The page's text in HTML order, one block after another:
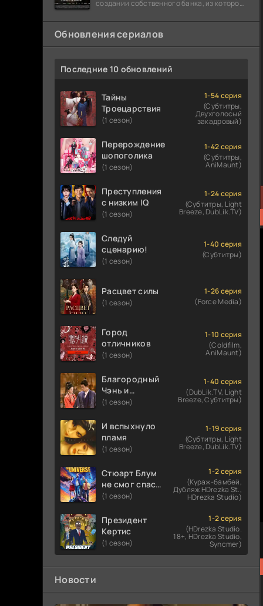
создании собственного банка, из которого
долларов. Однако,
Обновления сериалов
Последние 10 обновлений
Тайны
Троецарствия
(1 сезон)
1-54 серия
(Субтитры,
Двухголосый
закадровый)
Перерождение
шопоголика
(1 сезон)
1-42 серия
(Субтитры,
AniMaunt)
Преступления
с низким IQ
(1 сезон)
1-24 серия
(Субтитры, Light
Breeze, DubLik.TV)
Следуй
сценарию!
(1 сезон)
1-40 серия
(Субтитры)
Расцвет силы
(1 сезон)
1-26 серия
(Force Media)
Город
отличников
(1 сезон)
1-10 серия
(Coldfilm,
AniMaunt)
Благородный
Чэнь и
прекрасная
(1 сезон)
1-40 серия
(DubLik.TV, Light
Breeze, Субтитры)
И вспыхнуло
пламя
(1 сезон)
1-19 серия
(Субтитры, Light
Breeze, DubLik.TV)
Стюарт Блум
не смог спасти
вселенную
(1 сезон)
1-2 серия
(Кураж-бамбей,
Дубляж HDrezka St.,
HDrezka Studio)
Президент
Кертис
(1 сезон)
1-2 серия
(HDrezka Studio.
18+, HDrezka Studio,
Syncmer)
Новости